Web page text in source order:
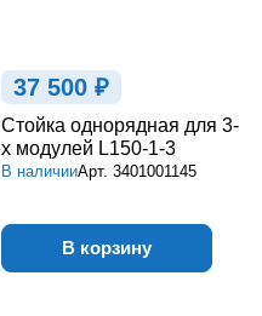
37 500 ₽
Стойка однорядная для 3-
х модулей L150-1-3
В наличииАрт. 3401001145
В корзину